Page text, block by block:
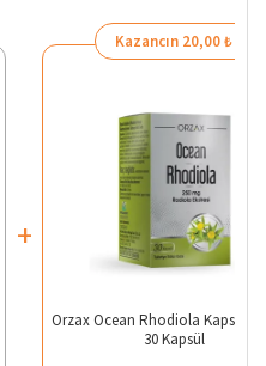
+
Kazancın 20,00 ₺
Orzax Ocean Rhodiola Kapsül
30 Kapsül